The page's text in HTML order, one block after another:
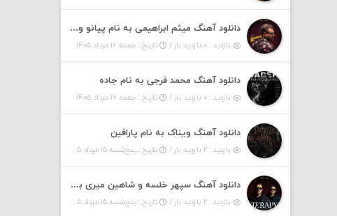
دانلود آهنگ میثم ابراهیمی به نام پیانو ورژن مهربون من
بازدید : ۰ بازدید بار / تاریخ : جمعه ۱۶ مرداد ۱۴۰۵
دانلود آهنگ محمد فرجی به نام جاده
بازدید : ۰ بازدید بار / تاریخ : جمعه ۱۶ مرداد ۱۴۰۵
دانلود آهنگ ویناک به نام پارافین
بازدید : ۲ بازدید بار / تاریخ : پنج‌شنبه ۱۵ مرداد ۱۴۰۵
دانلود آهنگ سپهر خلسه و شاهین میری به نام تراپی
بازدید : ۲ بازدید بار / تاریخ : پنج‌شنبه ۱۵ مرداد ۱۴۰۵